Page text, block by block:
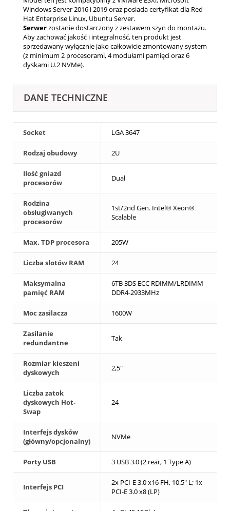
Windows Server 2016 i 2019 oraz posiada certyfikat dla Red
Hat Enterprise Linux, Ubuntu Server.
Serwerzostanie dostarczony z zestawem szyn do montażu.
Aby zachować jakość i integralność, ten produkt jest
sprzedawany wyłącznie jako całkowicie zmontowany system
(z minimum 2 procesorami, 4 modułami pamięci oraz 6
dyskami U.2 NVMe).
DANE TECHNICZNE
Socket LGA 3647
Rodzaj obudowy 2U
Ilość gniazd
procesorów
Dual
Rodzina
obsługiwanych
procesorów
1st/2nd Gen. Intel® Xeon®
Scalable
Max. TDP procesora 205W
Liczba slotów RAM 24
Maksymalna
pamięć RAM
6TB 3DS ECC RDIMM/LRDIMM
DDR4-2933MHz
Moc zasilacza 1600W
Zasilanie
redundantne
Tak
Rozmiar kieszeni
dyskowych
2,5"
Liczba zatok
dyskowych Hot-
Swap
24
Interfejs dysków
(główny/opcjonalny)
NVMe
Porty USB 3 USB 3.0 (2 rear, 1 Type A)
Interfejs PCI
2x PCI-E 3.0 x16 FH, 10.5" L; 1x
PCI-E 3.0 x8 (LP)